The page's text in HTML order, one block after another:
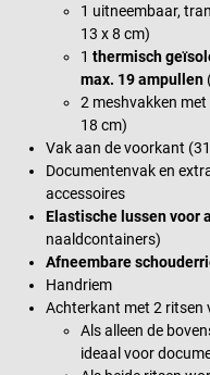
1 uitneembaar,
13 x 8 cm)
1 thermisch
max. 19 ampullen
2 meshvakken
18 cm)
Vak aan de voorkant
Documentenvak en
accessoires
Elastische lussen voor
naaldcontainers)
Afneembare
Handriem
Achterkant met 2 ritsen
Als alleen de
ideaal voor